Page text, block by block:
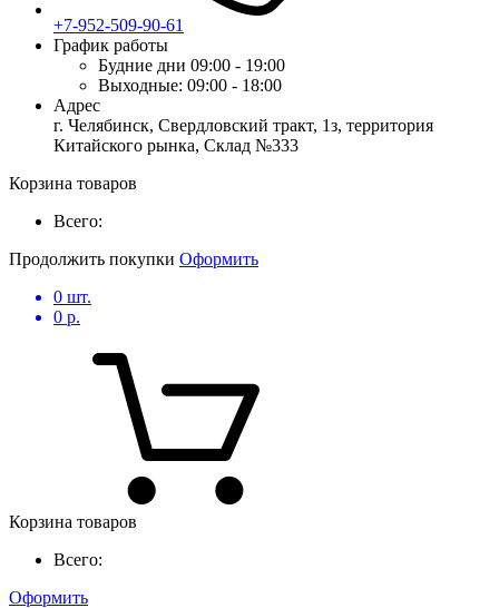
+7-952-509-90-61
График работы
Будние дни 09:00 - 19:00
Выходные: 09:00 - 18:00
Адрес
г. Челябинск, Свердловский тракт, 1з, территория
Китайского рынка, Склад №333
Корзина товаров
Всего:
Продолжить покупки Оформить
0 шт.
0 р.
Корзина товаров
Всего:
Оформить